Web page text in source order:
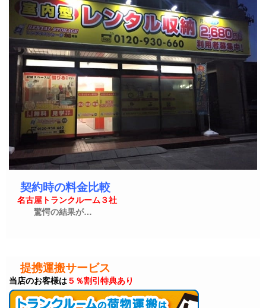
契約時の料金比較
名古屋トランクルーム３社
驚愕の結果が…
提携運搬サービス
当店のお客様は５％割引特典あり